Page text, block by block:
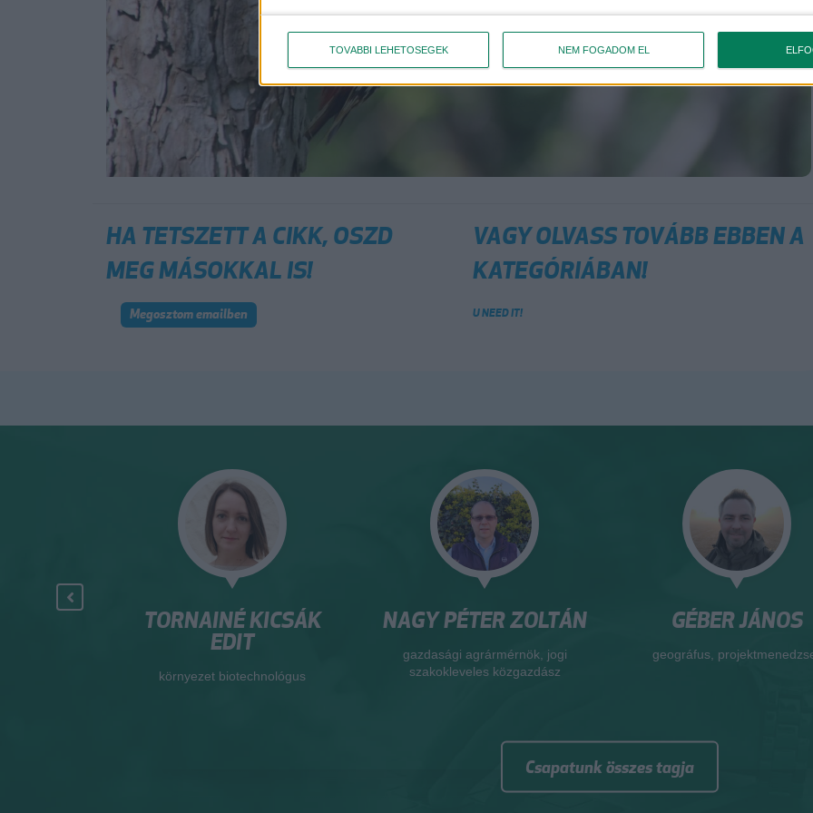
TOVÁBBI LEHETŐSÉGEK NEM FOGADOM EL
HA TETSZETT A CIKK, OSZD
MEG MÁSOKKAL IS!
Megosztom emailben
VAGY OLVASS TOVÁBB EBBEN A
KATEGÓRIÁBAN!
U NEED IT!
TORNAINÉ KICSÁK
EDIT
környezet biotechnológus
NAGY PÉTER ZOLTÁN
gazdasági agrármérnök, jogi
szakokleveles közgazdász
GÉBER JÁNOS
geográfus,
Csapatunk összes tagja